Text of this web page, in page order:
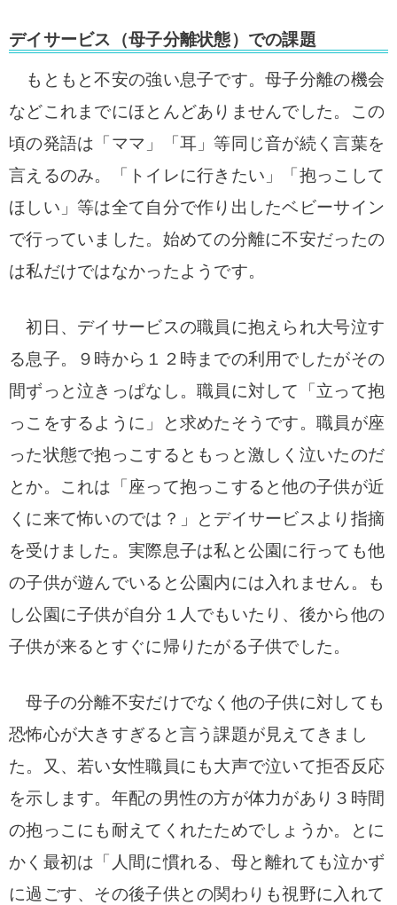
デイサービス（母子分離状態）での課題
もともと不安の強い息子です。母子分離の機会
などこれまでにほとんどありませんでした。この
頃の発語は「ママ」「耳」等同じ音が続く言葉を
言えるのみ。「トイレに行きたい」「抱っこして
ほしい」等は全て自分で作り出したベビーサイン
で行っていました。始めての分離に不安だったの
は私だけではなかったようです。
初日、デイサービスの職員に抱えられ大号泣す
る息子。９時から１２時までの利用でしたがその
間ずっと泣きっぱなし。職員に対して「立って抱
っこをするように」と求めたそうです。職員が座
った状態で抱っこするともっと激しく泣いたのだ
とか。これは「座って抱っこすると他の子供が近
くに来て怖いのでは？」とデイサービスより指摘
を受けました。実際息子は私と公園に行っても他
の子供が遊んでいると公園内には入れません。も
し公園に子供が自分１人でもいたり、後から他の
子供が来るとすぐに帰りたがる子供でした。
母子の分離不安だけでなく他の子供に対しても
恐怖心が大きすぎると言う課題が見えてきまし
た。又、若い女性職員にも大声で泣いて拒否反応
を示します。年配の男性の方が体力があり３時間
の抱っこにも耐えてくれたためでしょうか。とに
かく最初は「人間に慣れる、母と離れても泣かず
に過ごす、その後子供との関わりも視野に入れて